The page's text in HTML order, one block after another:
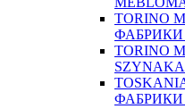
TORINO
ФАБРИКИ
TORINO
SZYNAKA
ФАБРИКИ